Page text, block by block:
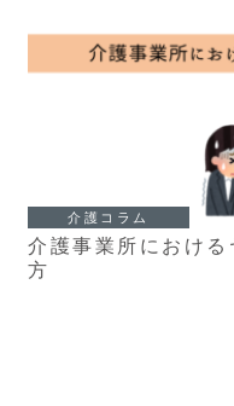
介護コラム
介護事業所におけ
方